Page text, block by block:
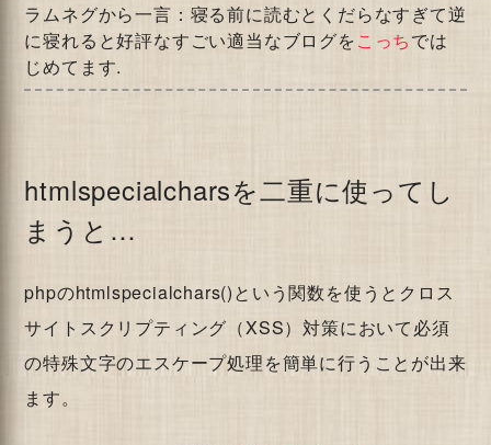
ラムネグから一言：寝る前に読むとくだらなすぎて逆
に寝れると好評なすごい適当なブログをこっちでは
じめてます.
htmlspecialcharsを二重に使ってし
まうと…
phpのhtmlspecialchars()という関数を使うとクロス
サイトスクリプティング（XSS）対策において必須
の特殊文字のエスケープ処理を簡単に行うことが出来
ます。